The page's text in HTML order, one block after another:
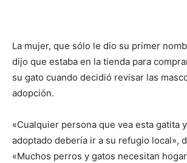
La mujer, que sólo le dio su primer
dijo que estaba en la tienda para
su gato cuando decidió revisar las
adopción.
«Cualquier persona que vea esta gatita
adoptado debería ir a su refugio local»,
«Muchos perros y gatos necesitan